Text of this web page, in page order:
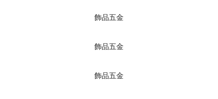
飾品五金
飾品五金
飾品五金